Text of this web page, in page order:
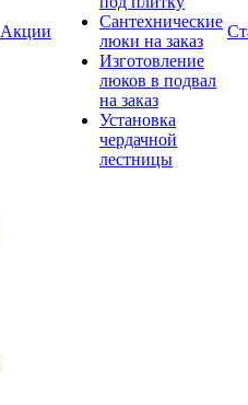
Акции
Сантехнические
люки на заказ
Изготовление
люков в подвал
на заказ
Установка
чердачной
лестницы